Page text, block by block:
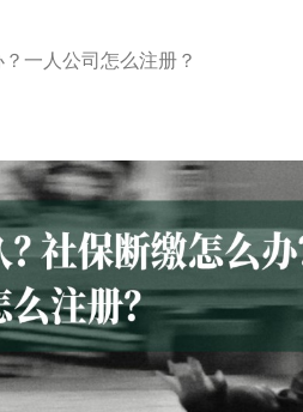
一人公司怎么注册？